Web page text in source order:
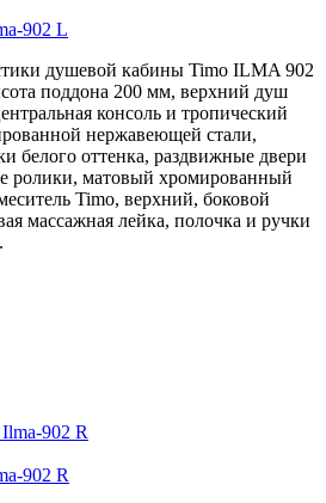
902 L
душевой кабины Timo ILMA 902
поддона 200 мм, верхний душ
консоль и тропический
нержавеющей стали,
белого оттенка, раздвижные двери
ролики, матовый хромированный
Timo, верхний, боковой
массажная лейка, полочка и ручки
902 R